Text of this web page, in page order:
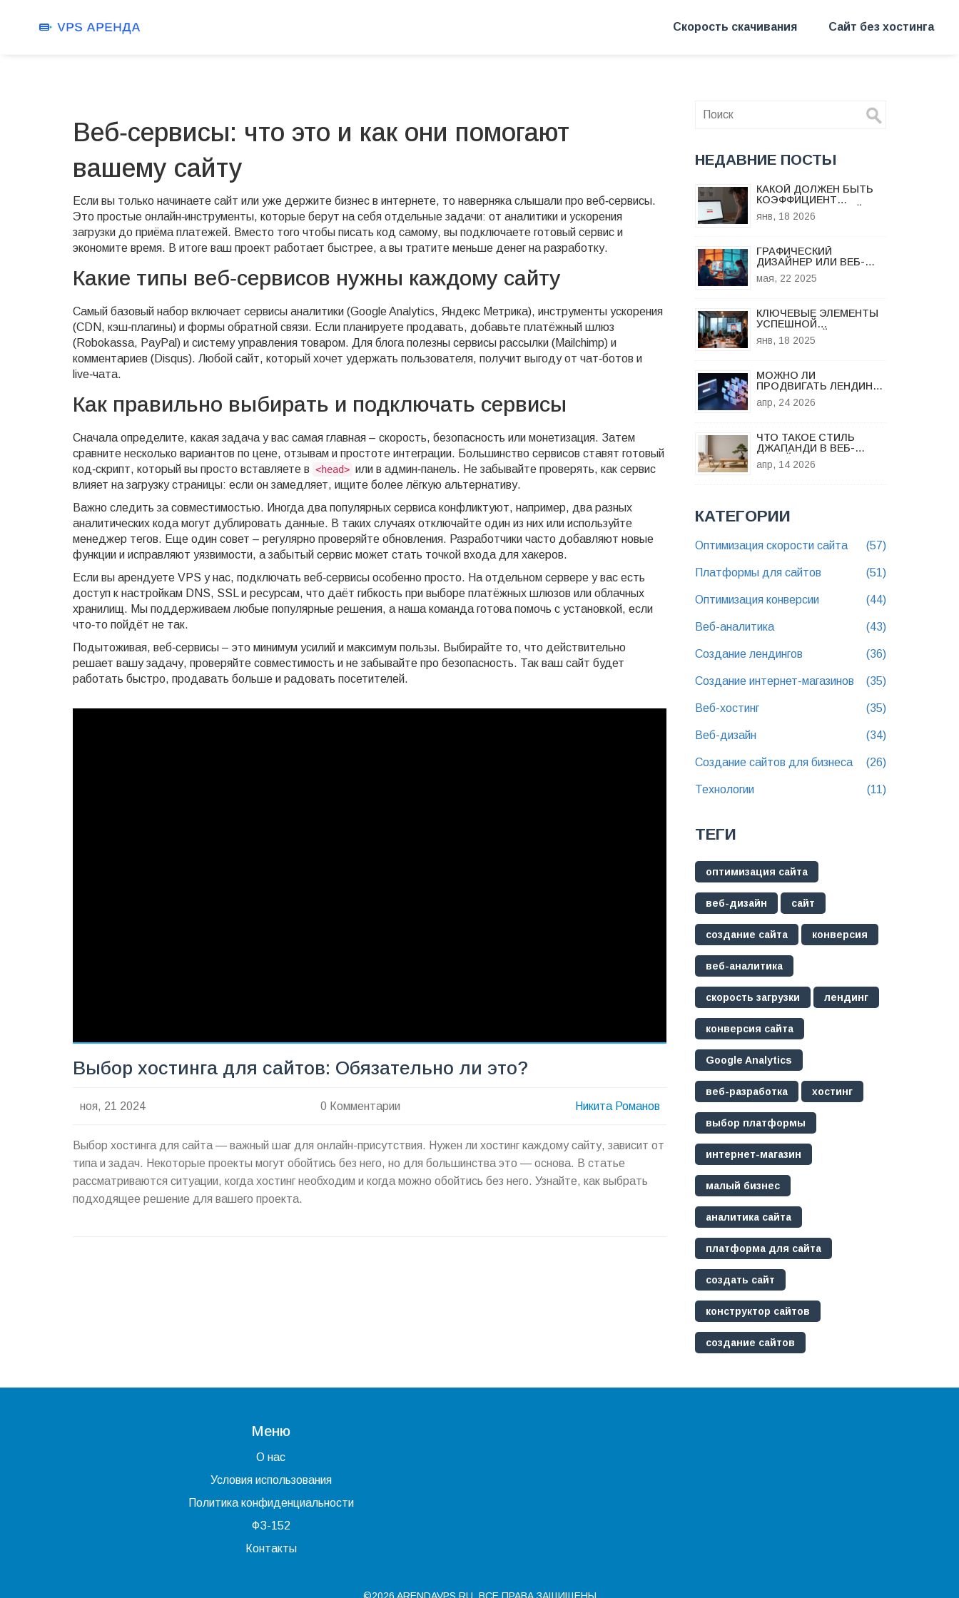
Скорость скачивания Сайт без хостинга
Веб‑сервисы: что это и как они помогают
вашему сайту
Если вы только начинаете сайт или уже держите бизнес в интернете, то наверняка слышали про веб‑сервисы.
Это простые онлайн‑инструменты, которые берут на себя отдельные задачи: от аналитики и ускорения
загрузки до приёма платежей. Вместо того чтобы писать код самому, вы подключаете готовый сервис и
экономите время. В итоге ваш проект работает быстрее, а вы тратите меньше денег на разработку.
Какие типы веб‑сервисов нужны каждому сайту
Самый базовый набор включает сервисы аналитики (Google Analytics, Яндекс Метрика), инструменты ускорения
(CDN, кэш‑плагины) и формы обратной связи. Если планируете продавать, добавьте платёжный шлюз
(Robokassa, PayPal) и систему управления товаром. Для блога полезны сервисы рассылки (Mailchimp) и
комментариев (Disqus). Любой сайт, который хочет удержать пользователя, получит выгоду от чат‑ботов и
live‑чата.
Как правильно выбирать и подключать сервисы
Сначала определите, какая задача у вас самая главная – скорость, безопасность или монетизация. Затем
сравните несколько вариантов по цене, отзывам и простоте интеграции. Большинство сервисов ставят готовый
код‑скрипт, который вы просто вставляете в <head> или в админ‑панель. Не забывайте проверять, как сервис
влияет на загрузку страницы: если он замедляет, ищите более лёгкую альтернативу.
Важно следить за совместимостью. Иногда два популярных сервиса конфликтуют, например, два разных
аналитических кода могут дублировать данные. В таких случаях отключайте один из них или используйте
менеджер тегов. Еще один совет – регулярно проверяйте обновления. Разработчики часто добавляют новые
функции и исправляют уязвимости, а забытый сервис может стать точкой входа для хакеров.
Если вы арендуете VPS у нас, подключать веб‑сервисы особенно просто. На отдельном сервере у вас есть
доступ к настройкам DNS, SSL и ресурсам, что даёт гибкость при выборе платёжных шлюзов или облачных
хранилищ. Мы поддерживаем любые популярные решения, а наша команда готова помочь с установкой, если
что‑то пойдёт не так.
Подытоживая, веб‑сервисы – это минимум усилий и максимум пользы. Выбирайте то, что действительно
решает вашу задачу, проверяйте совместимость и не забывайте про безопасность. Так ваш сайт будет
работать быстро, продавать больше и радовать посетителей.
Выбор хостинга для сайтов: Обязательно ли это?
ноя, 21 2024 0 Комментарии Никита Романов
Выбор хостинга для сайта — важный шаг для онлайн-присутствия. Нужен ли хостинг каждому сайту, зависит от
типа и задач. Некоторые проекты могут обойтись без него, но для большинства это — основа. В статье
рассматриваются ситуации, когда хостинг необходим и когда можно обойтись без него. Узнайте, как выбрать
подходящее решение для вашего проекта.
НЕДАВНИЕ ПОСТЫ
КАКОЙ ДОЛЖЕН БЫТЬ
КОЭФФИЦИЕНТ
КОНВЕРСИИ НА САЙТЕ:
РЕАЛЬНЫЕ ЦИФРЫ И
янв, 18 2026
ГРАФИЧЕСКИЙ
ДИЗАЙНЕР ИЛИ ВЕБ-
РАЗРАБОТЧИК: КТО
РЕАЛЬНО
мая, 22 2025
КЛЮЧЕВЫЕ ЭЛЕМЕНТЫ
УСПЕШНОЙ
ПРОДАЮЩЕЙ
СТРАНИЦЫ
янв, 18 2025
МОЖНО ЛИ
ПРОДВИГАТЬ ЛЕНДИНГ:
РЕАЛЬНО ЛИ ВЫВЕСТИ
ОДНОСТРАНИЧНИК В
апр, 24 2026
ЧТО ТАКОЕ СТИЛЬ
ДЖАПАНДИ В ВЕБ-
ДИЗАЙНЕ: ГИД ПО
ЭСТЕТИКЕ JAPANDI
апр, 14 2026
КАТЕГОРИИ
Оптимизация скорости сайта (57)
Платформы для сайтов (51)
Оптимизация конверсии (44)
Веб-аналитика (43)
Создание лендингов (36)
Создание интернет-магазинов (35)
Веб-хостинг (35)
Веб-дизайн (34)
Создание сайтов для бизнеса (26)
Технологии (11)
ТЕГИ
оптимизация сайта
веб-дизайн сайт
создание сайта конверсия
веб-аналитика
скорость загрузки лендинг
конверсия сайта
Google Analytics
веб-разработка хостинг
выбор платформы
интернет-магазин
малый бизнес
аналитика сайта
платформа для сайта
создать сайт
конструктор сайтов
создание сайтов
Меню
О нас
Условия использования
Политика конфиденциальности
ФЗ-152
Контакты